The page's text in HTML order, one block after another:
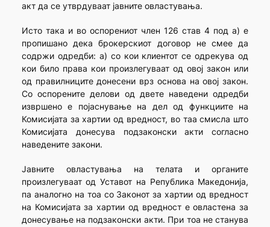
акт да се утврдуваат јавните овластувања.
Исто така и во оспорениот член 126 став 4 под а) е
пропишано дека брокерскиот договор не смее да
содржи одредби: а) со кои клиентот се одрекува од
кои било права кои произлегуваат од овој закон или
од правилниците донесени врз основа на овој закон.
Со оспорените делови од двете наведени одредби
извршено е појаснување на дел од функциите на
Комисијата за хартии од вредност, во таа смисла што
Комисијата донесува подзаконски акти согласно
наведените закони.
Јавните овластувања на телата и органите
произлегуваат од Уставот на Република Македонија,
па аналогно на тоа со Законот за хартии од вредност
на Комисијата за хартии од вредност е овластена за
донесување на подзаконски акти. При тоа не станува